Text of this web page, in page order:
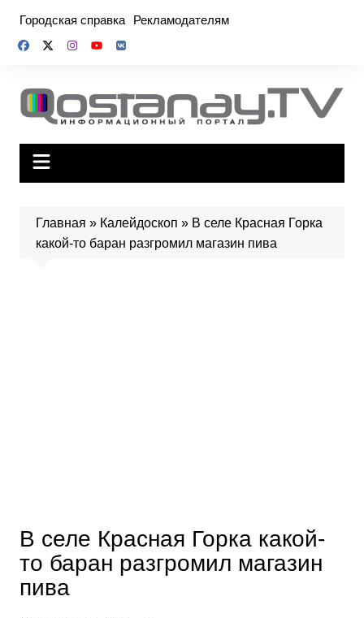
содержимому
Городская справка Рекламодателям
Главная » Калейдоскоп » В селе Красная Горка
какой-то баран разгромил магазин пива
В селе Красная Горка какой-
то баран разгромил магазин
пива